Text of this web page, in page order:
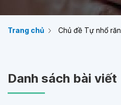
Trang chủ Chủ đề Tự nhổ
Danh sách bài viết